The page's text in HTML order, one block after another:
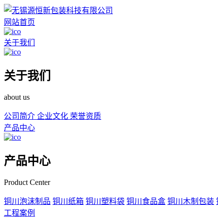
网站首页
关于我们
关于我们
about us
公司简介 企业文化 荣誉资质
产品中心
产品中心
Product Center
铜川泡沫制品 铜川纸箱 铜川塑料袋 铜川食品盒 铜川木制包装
工程案例